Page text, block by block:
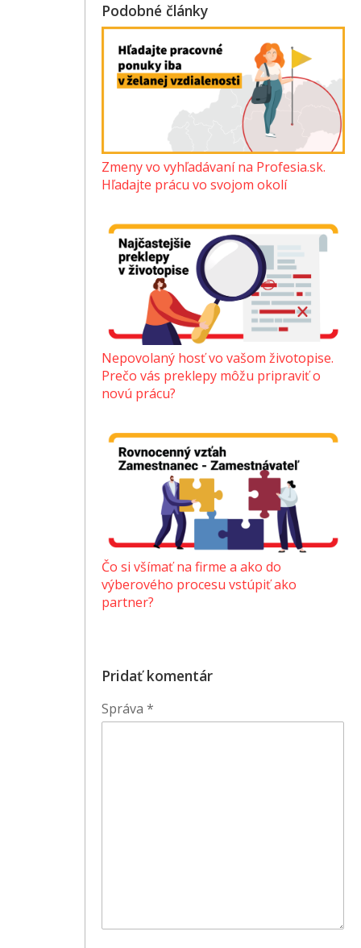
Podobné články
Zmeny vo vyhľadávaní na Profesia.sk.
Hľadajte prácu vo svojom okolí
Nepovolaný hosť vo vašom životopise.
Prečo vás preklepy môžu pripraviť o
novú prácu?
Čo si všímať na firme a ako do
výberového procesu vstúpiť ako
partner?
Pridať komentár
Správa*